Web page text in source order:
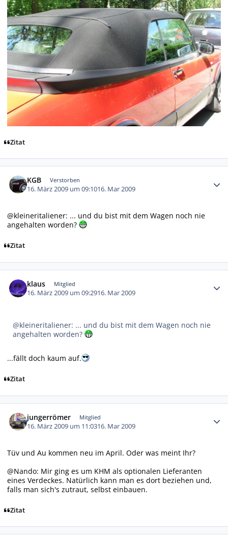
Zitat
KGB Verstorben
16. März 2009 um 09:1016. Mar 2009
@kleineritaliener: ... und du bist mit dem Wagen noch nie
angehalten worden?
Zitat
klaus Mitglied
16. März 2009 um 09:2916. Mar 2009
@kleineritaliener: ... und du bist mit dem Wagen noch nie
angehalten worden?
...fällt doch kaum auf.
Zitat
jungerrömer Mitglied
16. März 2009 um 11:0316. Mar 2009
Tüv und Au kommen neu im April. Oder was meint Ihr?
@Nando: Mir ging es um KHM als optionalen Lieferanten
eines Verdeckes. Natürlich kann man es dort beziehen und,
falls man sich's zutraut, selbst einbauen.
Zitat